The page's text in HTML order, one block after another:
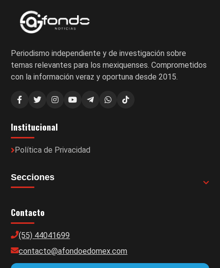
Periodismo independiente y de investigación sobre
temas relevantes para los mexiquenses. Comprometidos
con la información veraz y oportuna desde 2015.
Institucional
Política de Privacidad
Secciones
Contacto
(55) 44041699
contacto@afondoedomex.com